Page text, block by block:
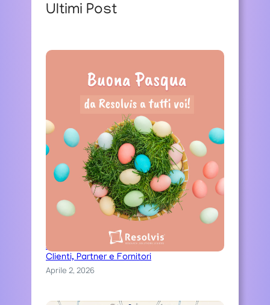
Ultimi Post
Auguri di una serena Pasqua ai nostri
Clienti, Partner e Fornitori
Aprile 2, 2026